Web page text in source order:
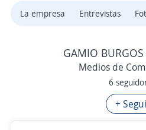
La empresa Entrevistas
GAMIO
Medios de
6
+